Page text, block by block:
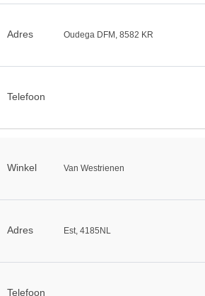
Adres Oudega DFM, 8582 KR
Telefoon
Winkel Van Westrienen
Adres Est, 4185NL
Telefoon